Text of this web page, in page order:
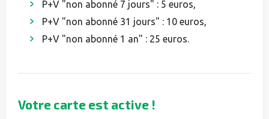
P+V "non abonné 7 jours" : 5 euros,
P+V "non abonné 31 jours" : 10 euros,
P+V "non abonné 1 an" : 25 euros.
Votre carte est active !